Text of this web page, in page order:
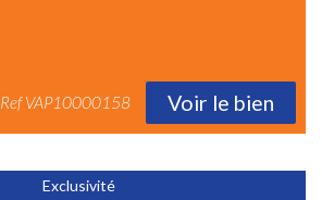
RefVAP10000158 Voir le bien
Exclusivité